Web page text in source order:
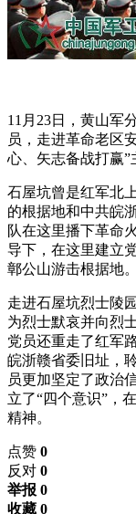
11月23日，黄山军
员，走进革命老区
心、矢志备战打赢”
石屋坑曾是红军北
的根据地和中共皖
队在这里播下革命
导下，在这里建立
鄣公山游击根据地。
走进石屋坑烈士陵
为烈士默哀并向烈
党员还重走了红军
皖浙赣省委旧址，
员更加坚定了政治
立了“四个意识”，
精神。
点赞 0
反对 0
举报 0
收藏 0